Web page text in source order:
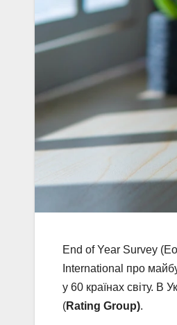
End of Year Survey
International про
у 60 країнах світу. В
(Rating Group).